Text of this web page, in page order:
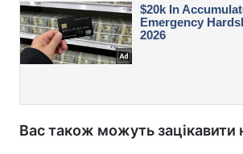
Вас також можуть зацікавити